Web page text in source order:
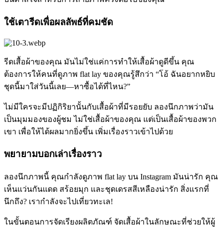
ใช้เตารีดเพื่อผลลัพธ์ที่คมชัด
รีดเสื้อผ้าของคุณ มันไม่ใช่แค่การทำให้เสื้อผ้าดูดีขึ้น คุณ
ต้องการให้คนที่ดูภาพ flat lay ของคุณรู้สึกว่า “โอ้ ฉันอยากหยิบ
ชุดนี้มาใส่วันนี้เลย—หาซื้อได้ที่ไหน?”
ไม่มีใครจะมีปฏิกิริยานั้นกับเสื้อผ้าที่มีรอยยับ ลองนึกภาพว่ามัน
เป็นมุมมองของผู้ชม ไม่ใช่เสื้อผ้าของคุณ แต่เป็นเสื้อผ้าของพวก
เขา เพื่อให้ได้ผลมากยิ่งขึ้น เพิ่มเรื่องราวเข้าไปด้วย
พยายามบอกเล่าเรื่องราว
ลองนึกภาพนี้ คุณกำลังดูภาพ flat lay บน Instagram มันน่ารัก คุณ
เห็นแว่นกันแดด สร้อยมุก และชุดเดรสสีเหลืองน่ารัก สิ่งแรกที่
นึกถึง? เรากำลังจะไปเที่ยวทะเล!
ในขั้นตอนการจัดเรียงผลิตภัณฑ์ จัดเสื้อผ้าในลักษณะที่ช่วยให้ผู้